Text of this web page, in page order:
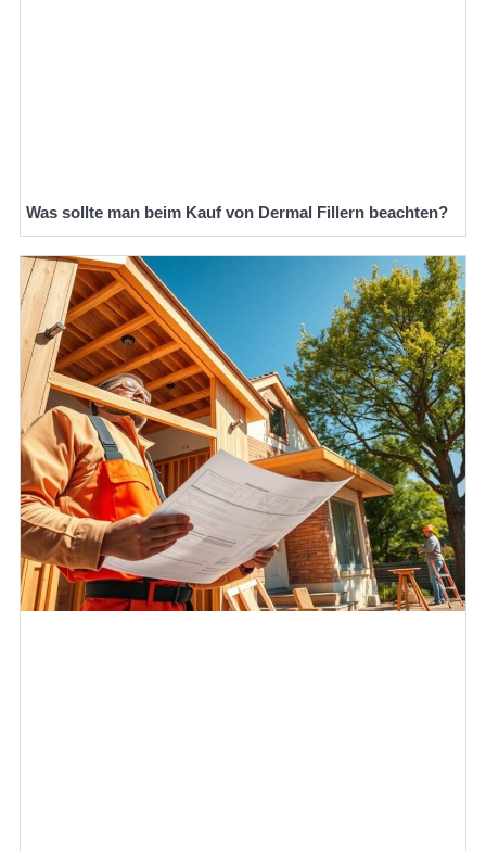
Was sollte man beim Kauf von Dermal Fillern beachten?